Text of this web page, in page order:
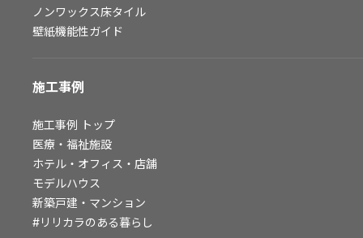
事業紹介
スペースソリューション事業
ファシリティソリューション事業
不動産投資開発事業
会社情報
ノンワックス床タイル
壁紙機能性ガイド
施工事例
施工事例 トップ
医療・福祉施設
ホテル・オフィス・店舗
モデルハウス
新築戸建・マンション
#リリカラのある暮らし